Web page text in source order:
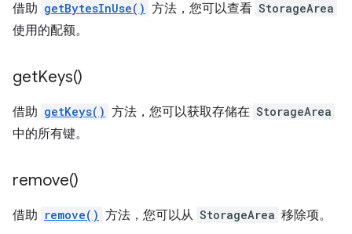
借助 getBytesInUse() 方法，您可以查看 StorageArea
使用的配额。
getKeys()
借助 getKeys() 方法，您可以获取存储在 StorageArea
中的所有键。
remove()
借助 remove() 方法，您可以从 StorageArea 移除项。